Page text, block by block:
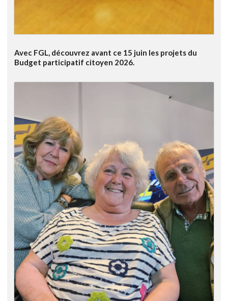
Avec FGL, découvrez avant ce 15 juin les projets du
Budget participatif citoyen 2026.